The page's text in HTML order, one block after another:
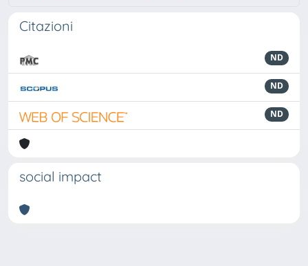
Citazioni
ND
ND
ND
social impact